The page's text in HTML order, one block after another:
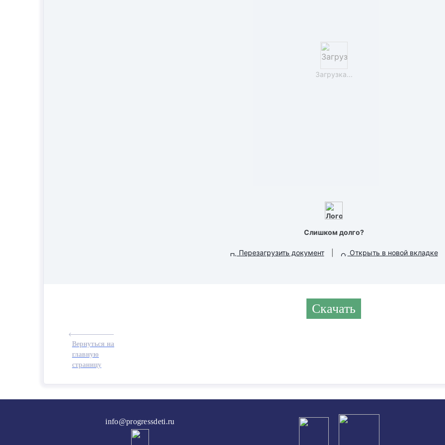
Загрузка...
Слишком долго?
Перезагрузить документ Открыть в новой вкладке
Скачать
Вернуться на
главную
страницу
info@progressdeti.ru